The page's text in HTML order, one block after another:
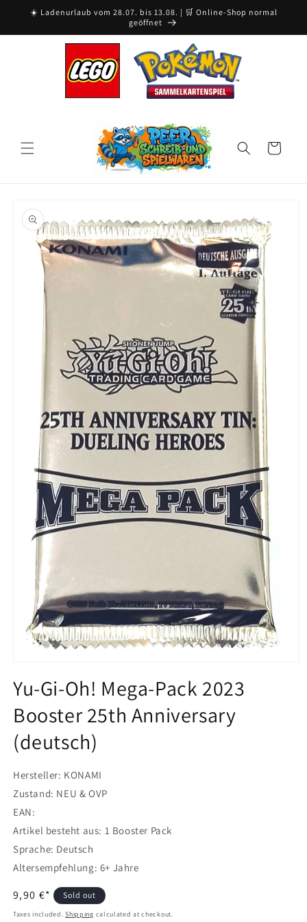
Skip to
☀️ Ladenurlaub vom 28.07. bis 13.08. | 🛒 Online-Shop normal
geöffnet
Cart
product
information
1
in
modal
Yu-Gi-Oh! Mega-Pack 2023
Booster 25th Anniversary
(deutsch)
Hersteller: KONAMI
Zustand: NEU & OVP
EAN:
Artikel besteht aus: 1 Booster Pack
Sprache: Deutsch
Altersempfehlung: 6+ Jahre
Regular
price
9,90 €* Sold out
Taxes included.Shipping calculated at checkout.